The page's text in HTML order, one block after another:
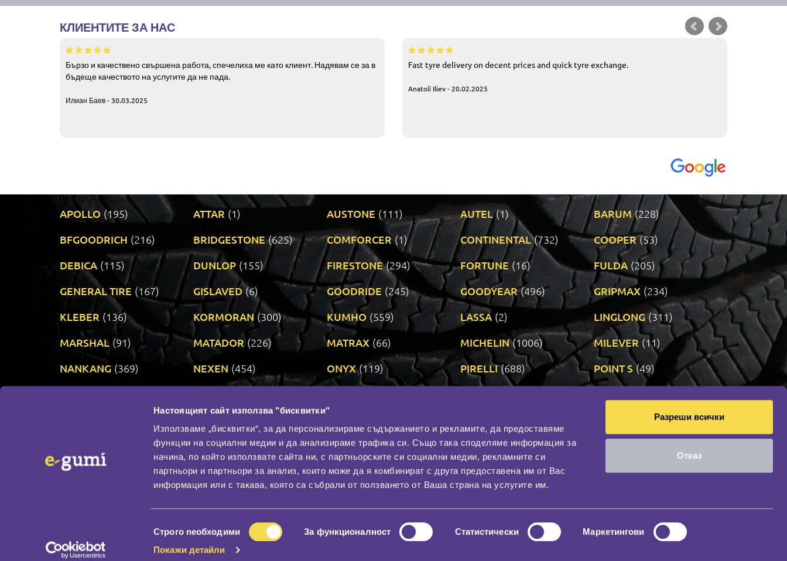
Настоящият сайт използва "бисквитки"
Използваме „бисквитки“, за да персонализираме съдържанието и рекламите, да предоставяме
функции на социални медии и да анализираме трафика си. Също така споделяме информация за
начина, по който използвате сайта ни, с партньорските си социални медии, рекламните си
партньори и партньори за анализ, които може да я комбинират с друга предоставена им от Вас
информация или с такава, която са събрали от ползването от Ваша страна на услугите им.
на
съгласие
Строго nеобходими За функционалност Статистически
Маркетингови
Покажи детайли
Разреши всички
Отказ
КЛИЕНТИТЕ ЗА НАС
Бързо и качествено свършена работа, спечелиха ме като клиент. Надявам се за в
бъдеще качеството на услугите да не пада.
Илиан Баев - 30.03.2025
Fast tyre delivery on decent prices and quick tyre exchange.
Anatoli Iliev - 20.02.2025
APOLLO (195) ATTAR (1) AUSTONE (111) AUTEL (1) BARUM (228)
BFGOODRICH (216) BRIDGESTONE (625) COMFORCER (1) CONTINENTAL (732) COOPER (53)
DEBICA (115) DUNLOP (155) FIRESTONE (294) FORTUNE (16) FULDA (205)
GENERAL TIRE (167) GISLAVED (6) GOODRIDE (245) GOODYEAR (496) GRIPMAX (234)
KLEBER (136) KORMORAN (300) KUMHO (559) LASSA (2) LINGLONG (311)
MARSHAL (91) MATADOR (226) MATRAX (66) MICHELIN (1006) MILEVER (11)
NANKANG (369) NEXEN (454) ONYX (119) PIRELLI (688) POINT S (49)
VREDESTEIN (471)
По бранд
Промотирани гуми
Доставка и плащане
Политика за поверителност
Контакти
За нас
Гаранция
Социална мрежа
НАШИЯТ БЛОГ